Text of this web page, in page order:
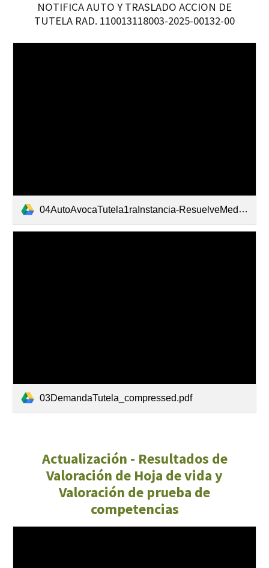
NOTIFICA AUTO Y TRASLADO ACCION DE
TUTELA RAD. 110013118003-2025-00132-00
04AutoAvocaTutela1raInstancia-ResuelveMedidaProvisional-Rad. 003-2025-00132-niega.pdf
03DemandaTutela_compressed.pdf
Actualización - Resultados de
Valoración de Hoja de vida y
Valoración de prueba de
competencias